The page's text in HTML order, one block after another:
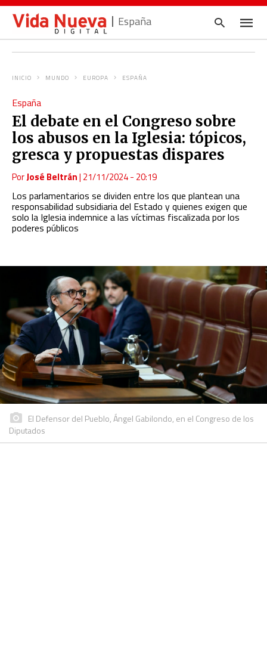
España
pulsa
en
INICIO MUNDO EUROPA ESPAÑA
España
El debate en el Congreso sobre
los abusos en la Iglesia: tópicos,
gresca y propuestas dispares
PorJosé Beltrán| 21/11/2024 - 20:19
Los parlamentarios se dividen entre los que plantean una
responsabilidad subsidiaria del Estado y quienes exigen que
solo la Iglesia indemnice a las víctimas fiscalizada por los
poderes públicos
El Defensor del Pueblo, Ángel Gabilondo, en el Congreso de los
Diputados